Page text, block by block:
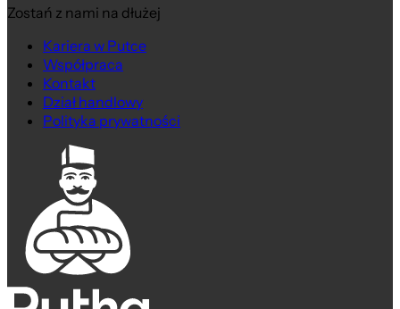
Zostań z nami na dłużej
Kariera w Putce
Współpraca
Kontakt
Dział handlowy
Polityka prywatności